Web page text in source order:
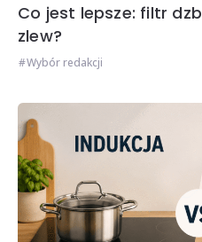
Co jest lepsze: filtr
zlew?
Wybór redakcji